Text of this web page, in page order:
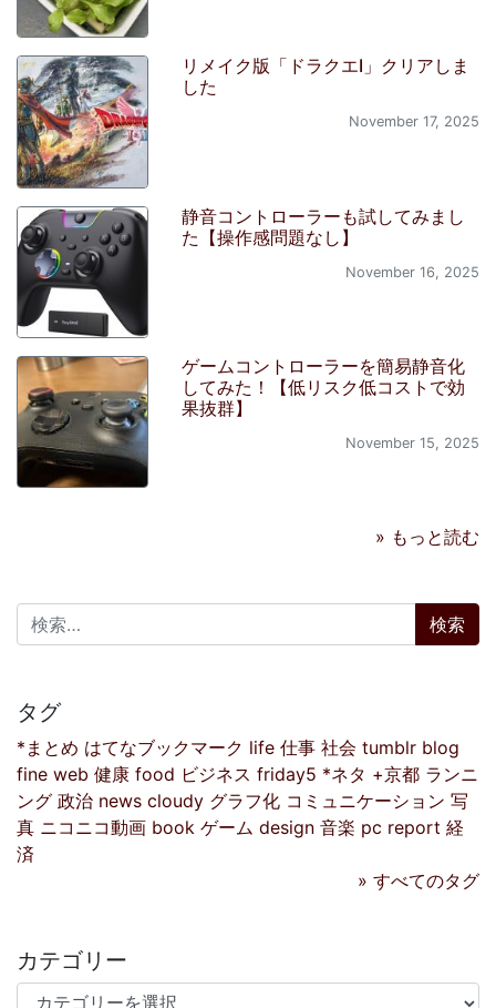
リメイク版「ドラクエI」クリアしま
した
November 17, 2025
静音コントローラーも試してみまし
た【操作感問題なし】
November 16, 2025
ゲームコントローラーを簡易静音化
してみた！【低リスク低コストで効
果抜群】
November 15, 2025
» もっと読む
検索:
タグ
*まとめ はてなブックマーク life 仕事 社会 tumblr blog
fine web 健康 food ビジネス friday5 *ネタ +京都 ランニ
ング 政治 news cloudy グラフ化 コミュニケーション 写
真 ニコニコ動画 book ゲーム design 音楽 pc report 経
済
» すべてのタグ
カテゴリー
カテゴリー